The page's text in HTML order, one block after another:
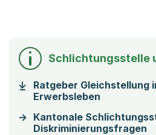
Schlichtungsstelle
Ratgeber Gleichstellung
Erwerbsleben
Kantonale
Diskriminierungsfragen